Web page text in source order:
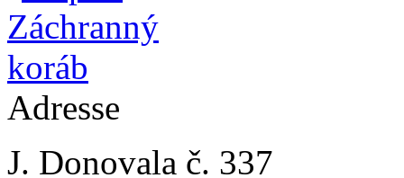
Adresse
J. Donovala č. 337